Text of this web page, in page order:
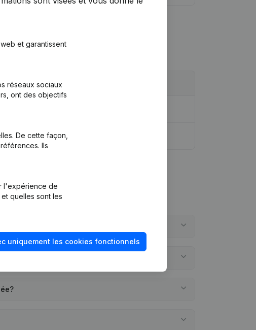
(NL)
et garantissent
réseaux sociaux
ont des objectifs
De cette façon,
Ils
l'expérience de
quelles sont les
uniquement les cookies fonctionnels